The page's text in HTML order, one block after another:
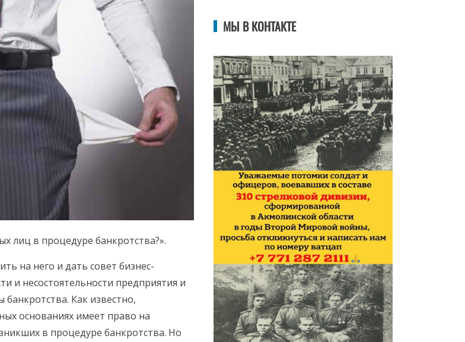
лиц в процедуре банкротства?».
на него и дать совет бизнес-
и несостоятельности предприятия и
Как известно,
основаниях имеет право на
в процедуре банкротства. Но
МЫ В КОНТАКТЕ